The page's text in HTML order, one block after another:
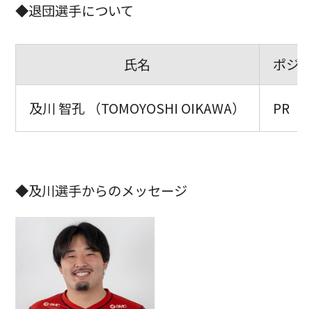
◆退団選手について
氏名 ポジ
及川 智孔 （TOMOYOSHI OIKAWA） PR
◆及川選手からのメッセージ